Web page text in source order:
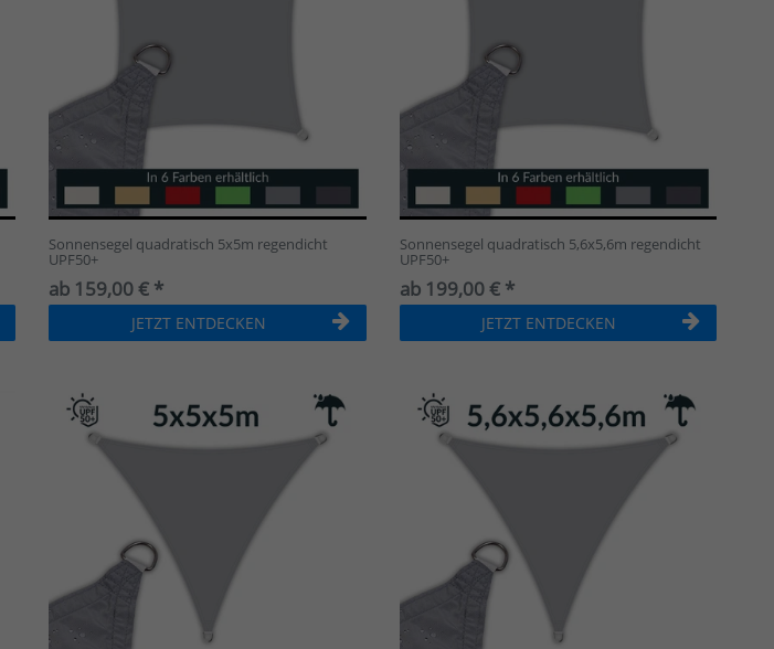
Sonnensegel quadratisch 5x5m regendicht
UPF50+
ab 159,00 € *
JETZT ENTDECKEN
Sonnensegel quadratisch 5,6x5,6m regendicht
UPF50+
ab 199,00 € *
JETZT ENTDECKEN